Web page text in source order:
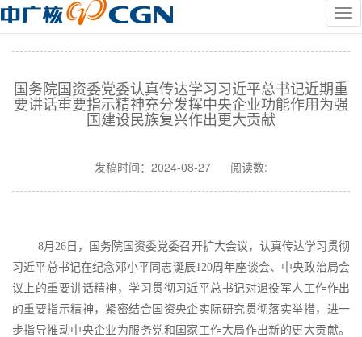
国务院国资委党委认真传达学习习近平总书记近期重
要讲话重要指示精神充分发挥中央企业功能作用为强
国建设民族复兴作出更大贡献
发稿时间： 2024-08-27 阅读数:
8月26日，国务院国资委党委召开扩大会议，认真传达学习贯彻
习近平总书记在纪念邓小平同志诞辰120周年座谈会、中央政治局会
议上的重要讲话精神，学习贯彻习近平总书记对退役军人工作作出
的重要指示精神，紧密结合国资央企实际研究贯彻落实举措，进一
步指导推动中央企业为服务党和国家工作大局作出新的更大贡献。